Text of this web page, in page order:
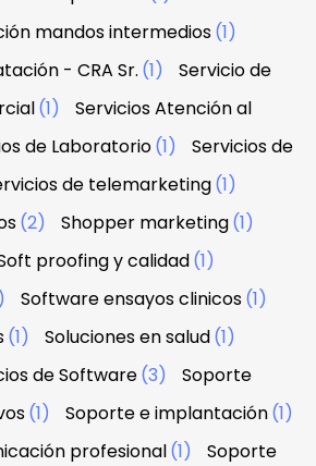
mandos intermedios(1)
- CRA Sr. (1)
Servicio de
(1)
Servicios Atención al
de Laboratorio(1)
Servicios de
de telemarketing(1)
(2) Shopper marketing(1)
proofing y calidad(1)
Software ensayos clinicos(1)
(1) Soluciones en salud(1)
de Software(3)
Soporte
(1) Soporte e implantación(1)
profesional(1)
Soporte